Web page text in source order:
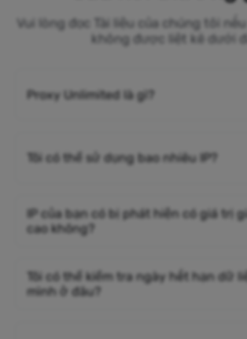
Vui lòng đọc Tài liệu của chúng tôi
không được liệt kê dưới
Proxy Unlimited là gì?
Tôi có thể sử dụng bao nhiêu IP?
IP của bạn có bị phát hiện có giá trị
cao không?
Tôi có thể kiểm tra ngày hết hạn dữ
mình ở đâu?